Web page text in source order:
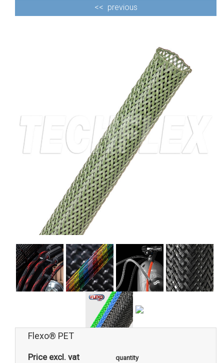
<< previous
Flexo® PET
Price excl. vat quantity